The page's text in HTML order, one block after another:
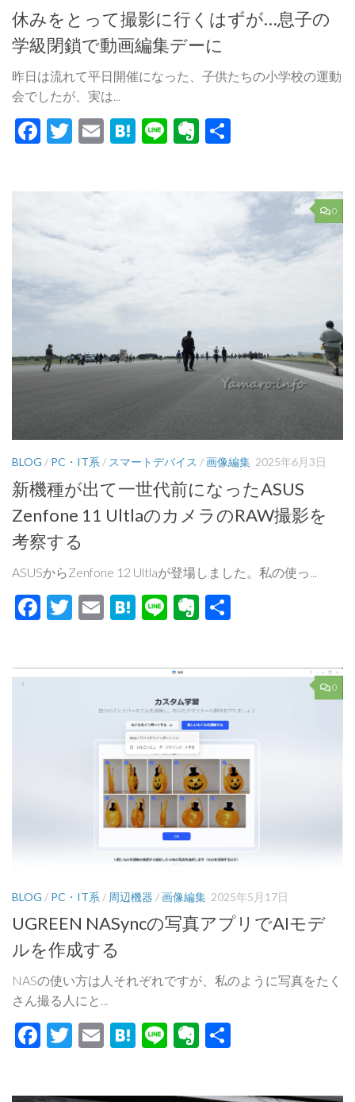
休みをとって撮影に行くはずが…息子の
学級閉鎖で動画編集デーに
昨日は流れて平日開催になった、子供たちの小学校の運動
会でしたが、実は...
Facebook
Twitter
EmailHatena
LineEvernote
0
BLOG / PC・IT系 / スマートデバイス /画像編集 2025年6月3日
新機種が出て一世代前になったASUS
Zenfone 11 UltlaのカメラのRAW撮影を
考察する
ASUSからZenfone 12 Ultlaが登場しました。私の使っ...
Facebook
Twitter
EmailHatena
LineEvernote
0
BLOG / PC・IT系 / 周辺機器 /画像編集 2025年5月17日
UGREEN NASyncの写真アプリでAIモデ
ルを作成する
NASの使い方は人それぞれですが、私のように写真をたく
さん撮る人にと...
Facebook
Twitter
EmailHatena
LineEvernote